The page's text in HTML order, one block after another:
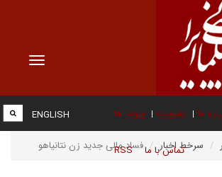
Toggle
ما عضویت پیوند ها
تماس با ما RSS
ENGLISH
سرخط اخبار فساد مالی جدید زن نتانیاهو